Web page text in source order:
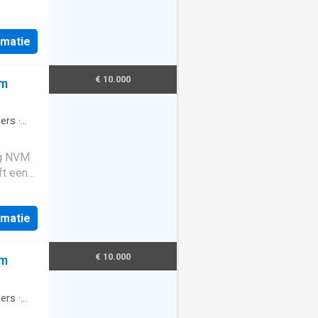
in
over
·
NVM
een
in
€ 10.000
·
€ 10.000